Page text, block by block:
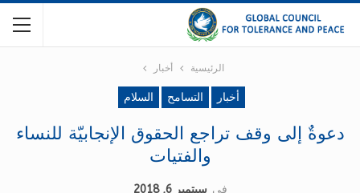
الرئيسية أخبار
أخبار التسامح السلام
دعوةٌ إلى وقف تراجع الحقوق الإنجابيّة للنساء
والفتيات
في سبتمبر 6, 2018